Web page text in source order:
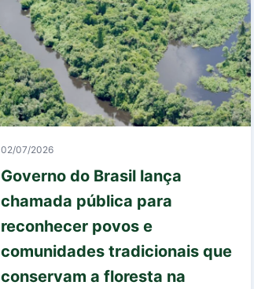
02/07/2026
Governo do Brasil lança
chamada pública para
reconhecer povos e
comunidades tradicionais que
conservam a floresta na